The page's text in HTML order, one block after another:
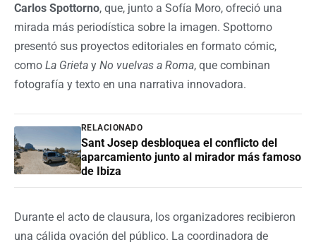
Carlos Spottorno, que, junto a Sofía Moro, ofreció una
mirada más periodística sobre la imagen. Spottorno
presentó sus proyectos editoriales en formato cómic,
como La Grieta y No vuelvas a Roma, que combinan
fotografía y texto en una narrativa innovadora.
RELACIONADO
Sant Josep desbloquea el conflicto del
aparcamiento junto al mirador más famoso
de Ibiza
Durante el acto de clausura, los organizadores recibieron
una cálida ovación del público. La coordinadora de